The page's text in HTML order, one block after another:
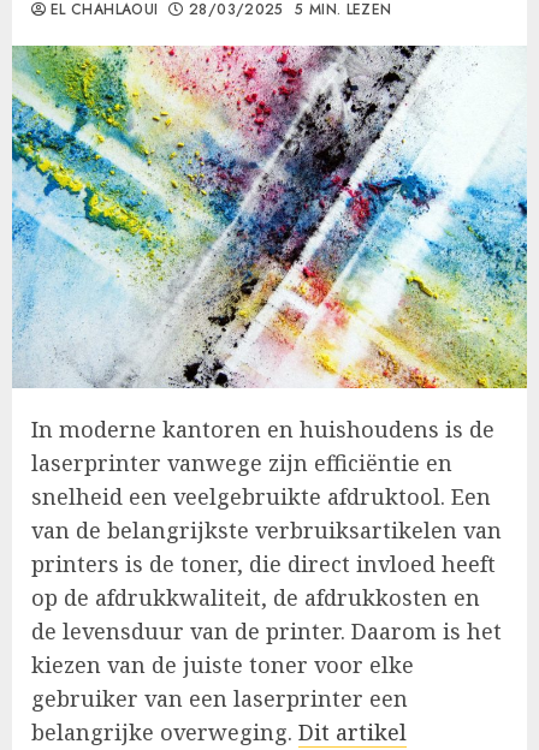
EL CHAHLAOUI 28/03/2025 5 MIN. LEZEN
In moderne kantoren en huishoudens is de
laserprinter vanwege zijn efficiëntie en
snelheid een veelgebruikte afdruktool. Een
van de belangrijkste verbruiksartikelen van
printers is de toner, die direct invloed heeft
op de afdrukkwaliteit, de afdrukkosten en
de levensduur van de printer. Daarom is het
kiezen van de juiste toner voor elke
gebruiker van een laserprinter een
belangrijke overweging. Dit artikel